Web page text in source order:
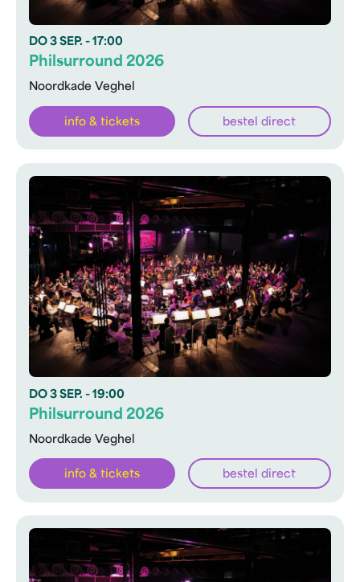
DO 3 SEP. - 17:00
Noordkade Veghel
Philsurround 2026
info & tickets bestel direct
DO 3 SEP. - 19:00
Noordkade Veghel
Philsurround 2026
info & tickets bestel direct